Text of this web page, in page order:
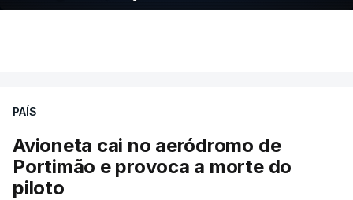
PAÍS
Avioneta cai no aeródromo de
Portimão e provoca a morte do
piloto